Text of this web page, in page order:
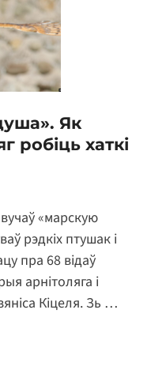
Як
робіць хаткі
«марскую
рэдкіх птушак і
пра 68 відаў
арнітоляга і
Кіцеля. Зь …